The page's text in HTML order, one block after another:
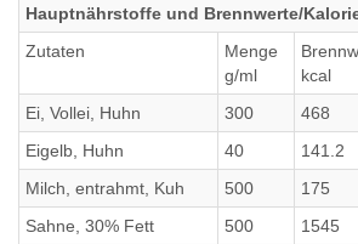
Hauptnährstoffe und Brennwerte/
Zutaten
Menge
g/ml
kcal
Ei, Vollei, Huhn
300 468
Eigelb, Huhn
40 141.2
Milch, entrahmt, Kuh
500 175
Sahne, 30% Fett
500 1545